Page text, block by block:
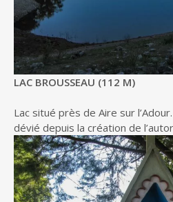
LAC BROUSSEAU (112 M)
Lac situé près de Aire sur
dévié depuis la création de